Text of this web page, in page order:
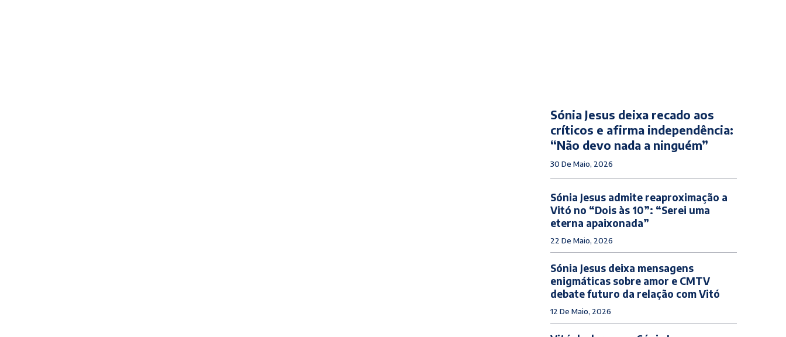
Sónia Jesus deixa recado aos
críticos e afirma independência:
“Não devo nada a ninguém”
30 De Maio, 2026
Sónia Jesus admite reaproximação a
Vitó no “Dois às 10”: “Serei uma
eterna apaixonada”
22 De Maio, 2026
Sónia Jesus deixa mensagens
enigmáticas sobre amor e CMTV
debate futuro da relação com Vitó
12 De Maio, 2026